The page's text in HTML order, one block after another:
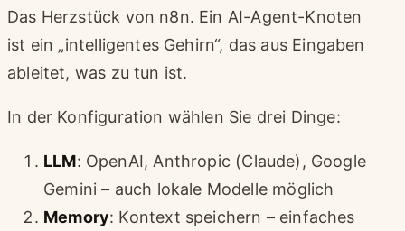
Das Herzstück von n8n. Ein AI-Agent-Knoten
ist ein „intelligentes Gehirn“, das aus Eingaben
ableitet, was zu tun ist.
In der Konfiguration wählen Sie drei Dinge:
LLM: OpenAI, Anthropic (Claude), Google
Gemini – auch lokale Modelle möglich
Memory: Kontext speichern – einfaches